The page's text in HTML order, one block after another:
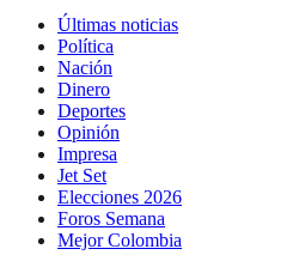
Últimas noticias
Política
Nación
Dinero
Deportes
Opinión
Impresa
Jet Set
Elecciones 2026
Foros Semana
Mejor Colombia